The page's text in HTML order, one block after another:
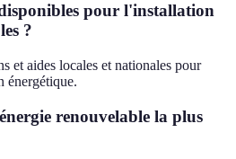
pour l'installation
?
et aides locales et nationales pour
énergétique.
renouvelable la plus